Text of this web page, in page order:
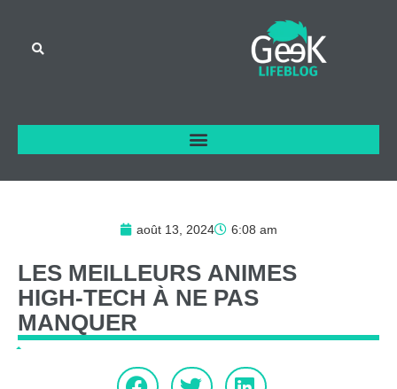
août 13, 2024 6:08 am
LES MEILLEURS ANIMES
HIGH-TECH À NE PAS
MANQUER